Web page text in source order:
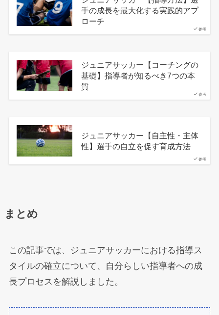
参考
手の成長を最大化する実践的アプ
ローチ
参考
ジュニアサッカー【コーチングの
基礎】指導者が知るべき7つの本
質
参考
ジュニアサッカー【自主性・主体
性】選手の自立を促す育成方法
まとめ
この記事では、ジュニアサッカーにおける指導ス
タイルの確立について、自分らしい指導者への成
長プロセスを解説しました。